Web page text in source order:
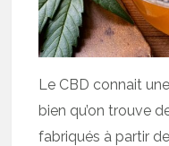
Le CBD connait
bien qu’on trouve
fabriqués à partir